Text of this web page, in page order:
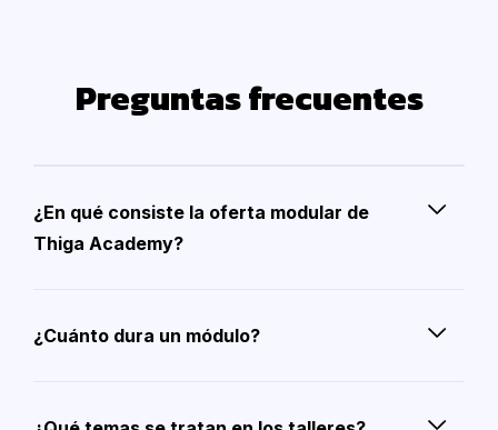
Preguntas frecuentes
¿En qué consiste la oferta modular de
Thiga Academy?
¿Cuánto dura un módulo?